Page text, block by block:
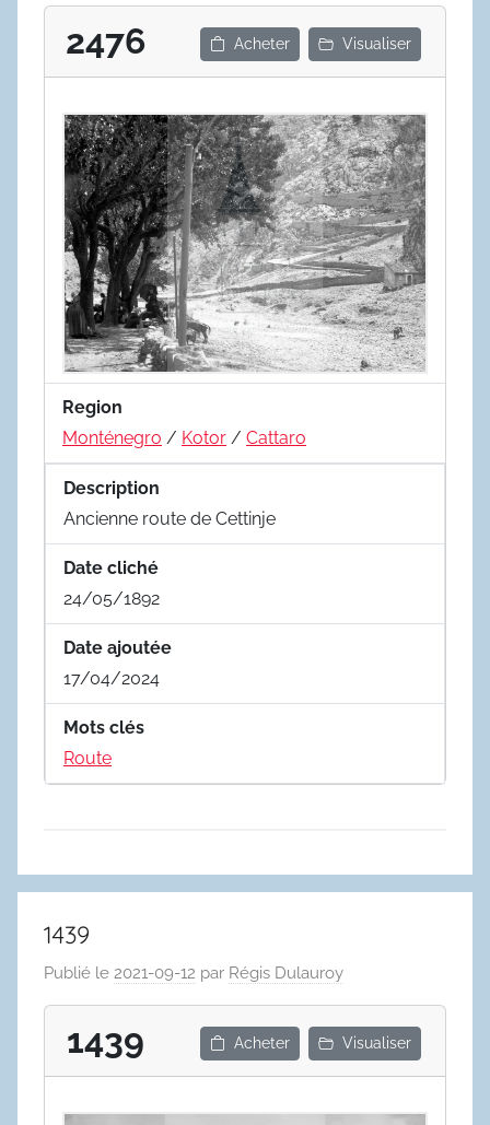
2476 Acheter Visualiser
Region
Monténegro / Kotor / Cattaro
Description
Ancienne route de Cettinje
Date cliché
24/05/1892
Date ajoutée
17/04/2024
Mots clés
Route
1439
Publié le 2021-09-12 par Régis Dulauroy
1439 Acheter Visualiser